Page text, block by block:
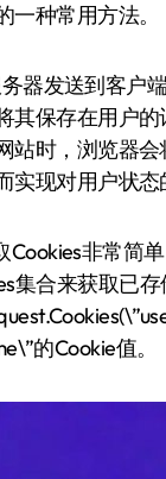
种常用方法。
器发送到客户
其保存在用户
站时，浏览器会
实现对用户状态
Cookies非常简
集合来获取已存
的Cookie值。